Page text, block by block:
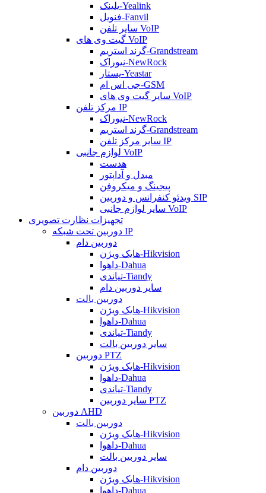
یلینک-Yealink
فنویل-Fanvil
سایر تلفن VoIP
گیت وی های VoIP
گرند استریم-Grandstream
نیوراک-NewRock
یستار-Yeastar
جی اس ام-GSM
سایر گیت وی های VoIP
مرکز تلفن IP
نیوراک-NewRock
گرند استریم-Grandstream
سایر مرکز تلفن IP
لوازم جانبی VoIP
هدست
مبدل و آداپتور
پیجینگ و میکروفن
ویدئو کنفرانس و دوربین SIP
سایر لوازم جانبی VoIP
تجهیزات نظارت تصویری
دوربین تحت شبکه IP
دوربین دام
هایک ویژن-Hikvision
داهوا-Dahua
تیاندی-Tiandy
سایر دوربین دام
دوربین بالت
هایک ویژن-Hikvision
داهوا-Dahua
تیاندی-Tiandy
سایر دوربین بالت
دوربین PTZ
هایک ویژن-Hikvision
داهوا-Dahua
تیاندی-Tiandy
سایر دوربین PTZ
دوربین AHD
دوربین بالت
هایک ویژن-Hikvision
داهوا-Dahua
سایر دوربین بالت
دوربین دام
هایک ویژن-Hikvision
داهوا-Dahua